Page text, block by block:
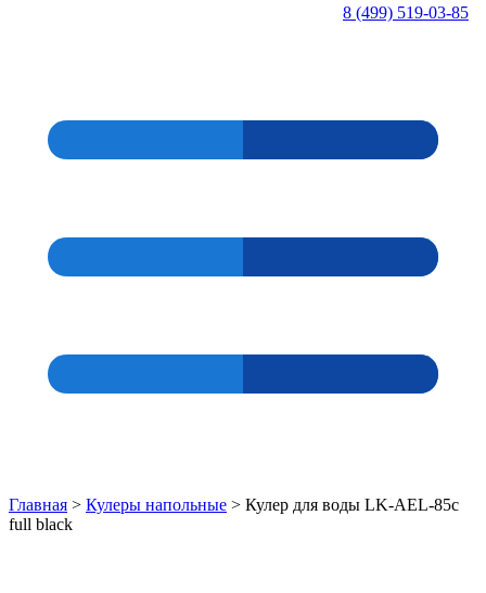
8 (499) 519-03-85
Главная > Кулеры напольные > Кулер для воды LK-AEL-85c
full black